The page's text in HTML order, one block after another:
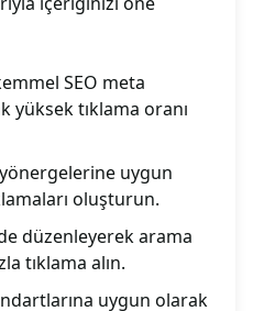
SEO meta
yüksek tıklama oranı
uygun
oluşturun.
düzenleyerek arama
tıklama alın.
uygun olarak